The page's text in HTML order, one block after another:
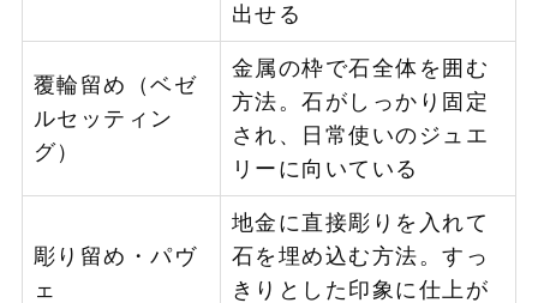
出せる
覆輪留め（ベゼ
ルセッティン
グ）
金属の枠で石全体を囲む
方法。石がしっかり固定
され、日常使いのジュエ
リーに向いている
彫り留め・パヴ
ェ
地金に直接彫りを入れて
石を埋め込む方法。すっ
きりとした印象に仕上が